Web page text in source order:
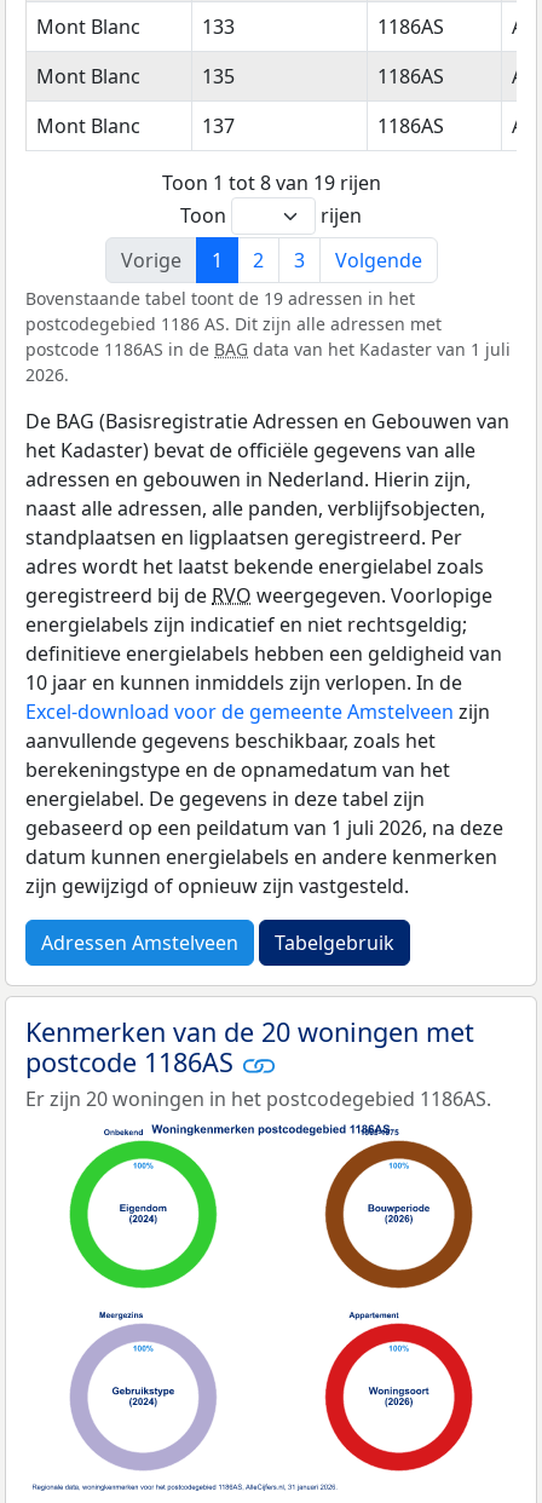
Mont Blanc
133 1186AS
Mont Blanc
135 1186AS
Mont Blanc
137 1186AS
Toon 1 tot 8 van 19 rijen
Toon
rijen
Vorige
1 2 3 Volgende
Bovenstaande tabel toont de 19 adressen in het
postcodegebied 1186 AS. Dit zijn alle adressen met
postcode 1186AS in de BAG data van het Kadaster van 1 juli
2026.
De BAG (Basisregistratie Adressen en Gebouwen van
het Kadaster) bevat de officiële gegevens van alle
adressen en gebouwen in Nederland. Hierin zijn,
naast alle adressen, alle panden, verblijfsobjecten,
standplaatsen en ligplaatsen geregistreerd. Per
adres wordt het laatst bekende energielabel zoals
geregistreerd bij de RVO weergegeven. Voorlopige
energielabels zijn indicatief en niet rechtsgeldig;
definitieve energielabels hebben een geldigheid van
10 jaar en kunnen inmiddels zijn verlopen. In de
Excel-download voor de gemeente Amstelveen zijn
aanvullende gegevens beschikbaar, zoals het
berekeningstype en de opnamedatum van het
energielabel. De gegevens in deze tabel zijn
gebaseerd op een peildatum van 1 juli 2026, na deze
datum kunnen energielabels en andere kenmerken
zijn gewijzigd of opnieuw zijn vastgesteld.
Adressen Amstelveen Tabelgebruik
Kenmerken van de 20 woningen met
postcode 1186AS
Er zijn 20 woningen in het postcodegebied 1186AS.